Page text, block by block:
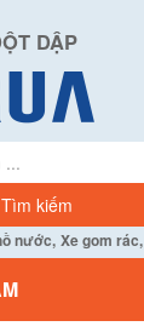
DẬP
nước, Xe gom rác,